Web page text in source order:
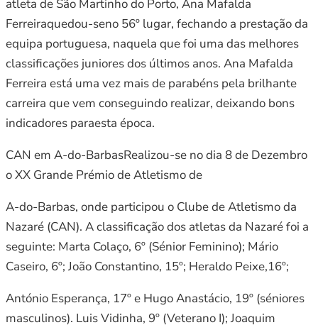
atleta de São Martinho do Porto, Ana Mafalda
Ferreiraquedou-seno 56º lugar, fechando a prestação da
equipa portuguesa, naquela que foi uma das melhores
classificações juniores dos últimos anos. Ana Mafalda
Ferreira está uma vez mais de parabéns pela brilhante
carreira que vem conseguindo realizar, deixando bons
indicadores paraesta época.
CAN em A-do-BarbasRealizou-se no dia 8 de Dezembro
o XX Grande Prémio de Atletismo de
A-do-Barbas, onde participou o Clube de Atletismo da
Nazaré (CAN). A classificação dos atletas da Nazaré foi a
seguinte: Marta Colaço, 6º (Sénior Feminino); Mário
Caseiro, 6º; João Constantino, 15º; Heraldo Peixe,16º;
António Esperança, 17º e Hugo Anastácio, 19º (séniores
masculinos). Luis Vidinha, 9º (Veterano I); Joaquim